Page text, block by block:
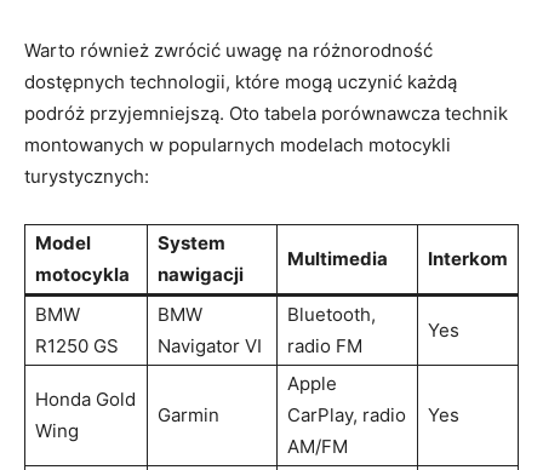
Warto również zwrócić uwagę na różnorodność
dostępnych technologii, które mogą uczynić każdą
podróż przyjemniejszą. Oto tabela porównawcza technik
montowanych w popularnych modelach motocykli
turystycznych:
Model
motocykla
System
nawigacji
Multimedia Interkom
BMW
R1250 GS
BMW
Navigator VI
Bluetooth,
radio FM
Yes
Honda Gold
Wing
Garmin
Apple
CarPlay, radio
AM/FM
Yes